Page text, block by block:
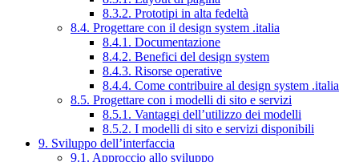
8.3.2. Prototipi in alta fedeltà
8.4. Progettare con il design system .italia
8.4.1. Documentazione
8.4.2. Benefici del design system
8.4.3. Risorse operative
8.4.4. Come contribuire al design system .italia
8.5. Progettare con i modelli di sito e servizi
8.5.1. Vantaggi dell’utilizzo dei modelli
8.5.2. I modelli di sito e servizi disponibili
9. Sviluppo dell’interfaccia
9.1. Approccio allo sviluppo